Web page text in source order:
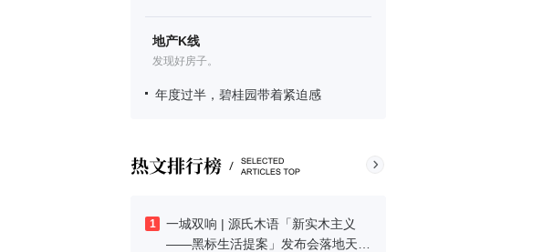
地产K线
发现好房子。
年度过半，碧桂园带着紧迫感
1
一城双响 | 源氏木语「新实木主义
——黑标生活提案」发布会落地天